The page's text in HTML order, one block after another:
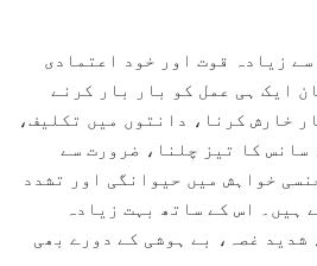
زیادہ قوت اور خود اعتمادی
ایک ہی عمل کو بار بار کرنے
خارش کرنا، دانتوں میں تکلیف،
سانس کا تیز چلنا، ضرورت سے
خواہش میں حیوانگی اور تشدد
ہیں۔ اس کے ساتھ بہت زیادہ
شدید غصہ، بے ہوشی کے دورے بھی